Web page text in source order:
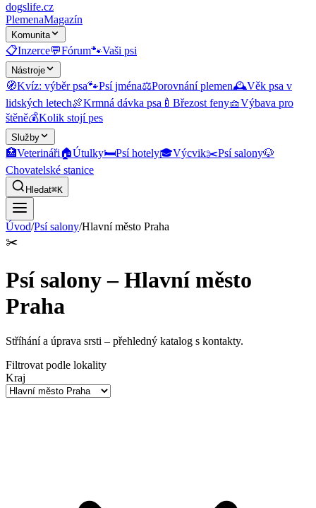
dogslife.cz
PlemenaMagazín
Komunita
📋Inzerce💬Fórum🐾Vaši psi
Nástroje
🧭Kvíz: výběr psa🐾Psí jména⚖️Porovnání plemen🕰️Věk psa v
lidských letech🍖Krmná dávka psa 🍼 Březost feny🧺Výbava pro
štěně💰Kolik stojí pes
Služby
🏥Veterináři🏠Útulky🛏️Psí hotely🎓Výcvik✂️Psí salony🐶
Chovatelské stanice
Hledat⌘K
Úvod/Psí salony/Hlavní město Praha
✂️
Psí salony – Hlavní město
Praha
Stříhání a úprava srsti – přehledný katalog s kontakty.
Filtrovat podle lokality
Kraj